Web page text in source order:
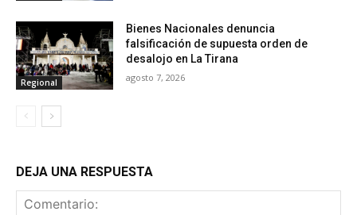
Regional
Bienes Nacionales denuncia
falsificación de supuesta orden de
desalojo en La Tirana
agosto 7, 2026
DEJA UNA RESPUESTA